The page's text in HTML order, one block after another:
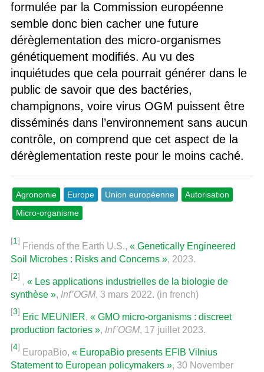
formulée par la Commission européenne
semble donc bien cacher une future
dérèglementation des micro-organismes
génétiquement modifiés. Au vu des
inquiétudes que cela pourrait générer dans le
public de savoir que des bactéries,
champignons, voire virus OGM puissent être
disséminés dans l’environnement sans aucun
contrôle, on comprend que cet aspect de la
dérèglementation reste pour le moins caché.
Agronomie Europe Union européenne
Autorisation
Micro-organisme
[1]
Friends of the Earth U.S., « Genetically Engineered
Soil Microbes : Risks and Concerns », 2023.
[2]
, « Les applications industrielles de la biologie de
synthèse », Inf’OGM, 3 mars 2022. (in french)
[3]
Eric MEUNIER, « GMO micro-organisms : discreet
production factories », Inf’OGM, 17 juillet 2023.
[4]
EuropaBio, « EuropaBio presents EFIB Vilnius
Statement to European policymakers », 30 November